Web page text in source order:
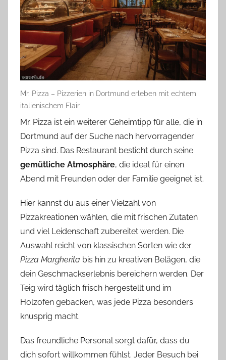
Mr. Pizza – Pizzerien in Dortmund erleben mit echtem
italienischem Flair
Mr. Pizza ist ein weiterer Geheimtipp für alle, die in
Dortmund auf der Suche nach hervorragender
Pizza sind. Das Restaurant besticht durch seine
gemütliche Atmosphäre, die ideal für einen
Abend mit Freunden oder der Familie geeignet ist.
Hier kannst du aus einer Vielzahl von
Pizzakreationen wählen, die mit frischen Zutaten
und viel Leidenschaft zubereitet werden. Die
Auswahl reicht von klassischen Sorten wie der
Pizza Margherita bis hin zu kreativen Belägen, die
dein Geschmackserlebnis bereichern werden. Der
Teig wird täglich frisch hergestellt und im
Holzofen gebacken, was jede Pizza besonders
knusprig macht.
Das freundliche Personal sorgt dafür, dass du
dich sofort willkommen fühlst. Jeder Besuch bei